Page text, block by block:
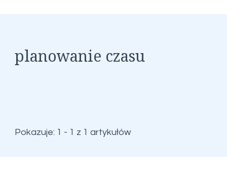
planowanie czasu
Pokazuje: 1 - 1 z 1 artykułów